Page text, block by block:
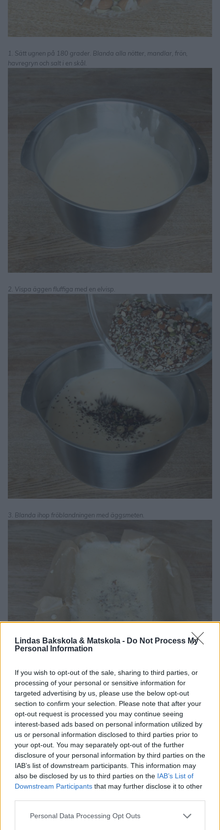
Lindas Bakskola & Matskola - Do Not Process My
Personal Information
If you wish to opt-out of the sale, sharing to third parties, or
processing of your personal or sensitive information for
targeted advertising by us, please use the below opt-out
section to confirm your selection. Please note that after your
opt-out request is processed you may continue seeing
interest-based ads based on personal information utilized by
us or personal information disclosed to third parties prior to
your opt-out. You may separately opt-out of the further
disclosure of your personal information by third parties on the
IAB’s list of downstream participants. This information may
also be disclosed by us to third parties on the IAB’s List of
Downstream Participants that may further disclose it to other
Personal Data Processing Opt Outs
1. Sätt ugnen på 180 grader. Blanda alla nötter, mandlar, frön,
havregryn och salt i en skål.
2. Vispa äggen fluffiga med en elvisp.
3. Blanda ihop fröblandningen med äggsmeten.
4. Häll brödsmeten i en limpform, ca 1 1/2 liter, klädd med
bakplåtspapper.